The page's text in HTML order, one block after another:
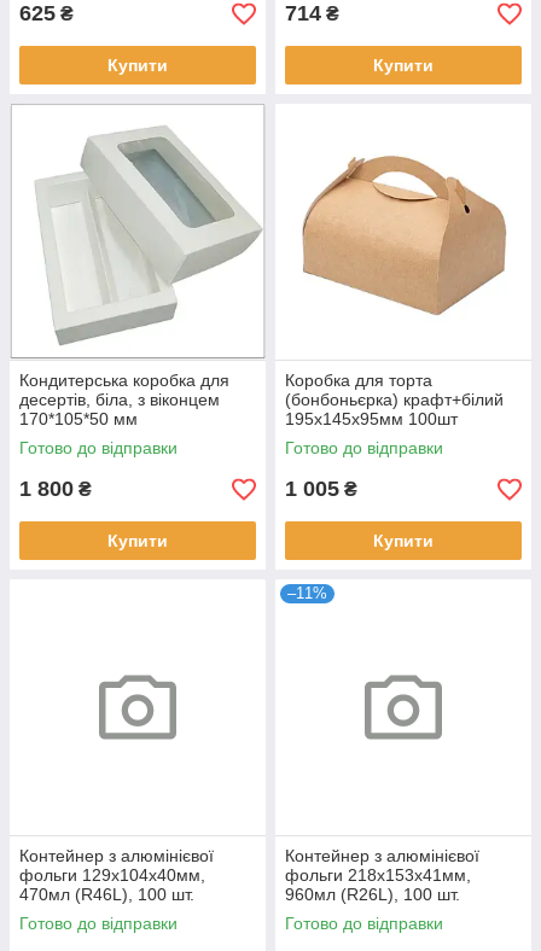
625 ₴
Купити
714 ₴
Купити
Кондитерська коробка для
десертів, біла, з віконцем
170*105*50 мм
Готово до відправки
1 800 ₴
Купити
Коробка для торта
(бонбоньєрка) крафт+білий
195х145х95мм 100шт
Готово до відправки
1 005 ₴
Купити
Контейнер з алюмінієвої
фольги 129х104х40мм,
470мл (R46L), 100 шт.
Готово до відправки
–11%
Контейнер з алюмінієвої
фольги 218х153х41мм,
960мл (R26L), 100 шт.
Готово до відправки